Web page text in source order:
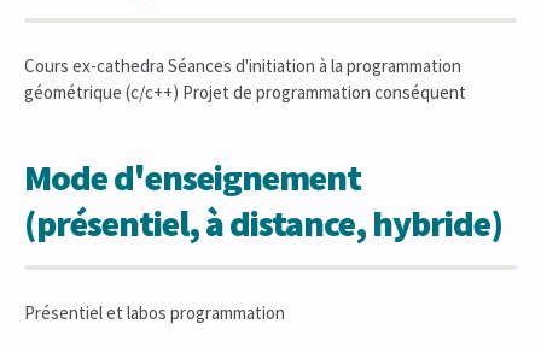
Cours ex-cathedra Séances d'initiation à la programmation
géométrique (c/c++) Projet de programmation conséquent
Mode d'enseignement
(présentiel, à distance, hybride)
Présentiel et labos programmation